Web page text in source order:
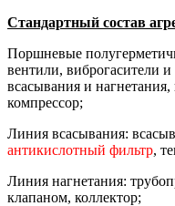
Стандартный состав
Поршневые
вентили, виброгасители
всасывания и
компрессор;
Линия всасывания:
антикислотный фильтр,
Линия нагнетания:
клапаном, коллектор;